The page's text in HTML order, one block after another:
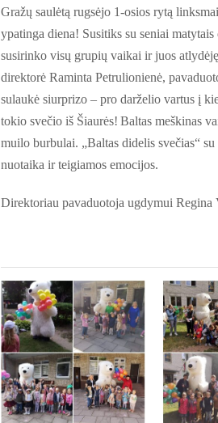
Gražų saulėtą rugsėjo 1-osios rytą
ypatinga diena! Susitiks su seniai
susirinko visų grupių vaikai ir juos
direktorė Raminta Petrulionienė,
sulaukė siurprizo – pro darželio vartus į
tokio svečio iš Šiaurės! Baltas meškinas
muilo burbulai. „Baltas didelis svečias“
nuotaika ir teigiamos emocijos.
Direktoriau pavaduotoja ugdymui Regina